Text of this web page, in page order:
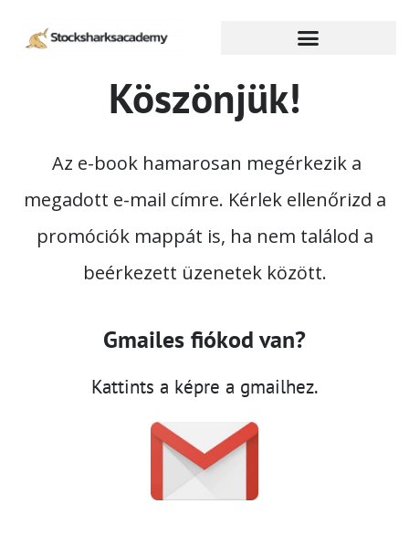
Köszönjük!
Az e-book hamarosan megérkezik a
megadott e-mail címre. Kérlek ellenőrizd a
promóciók mappát is, ha nem találod a
beérkezett üzenetek között.
Gmailes fiókod van?
Kattints a képre a gmailhez.